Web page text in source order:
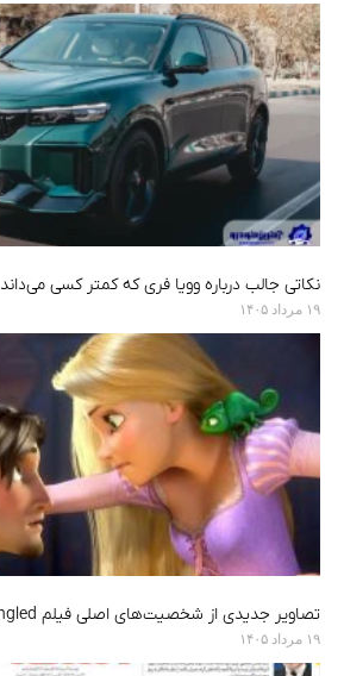
نکاتی جالب درباره وویا فری که کمتر کسی می‌داند
۱۹ مرداد ۱۴۰۵
تصاویر جدیدی از شخصیت‌های اصلی فیلم Tangled منتشر شد
۱۹ مرداد ۱۴۰۵